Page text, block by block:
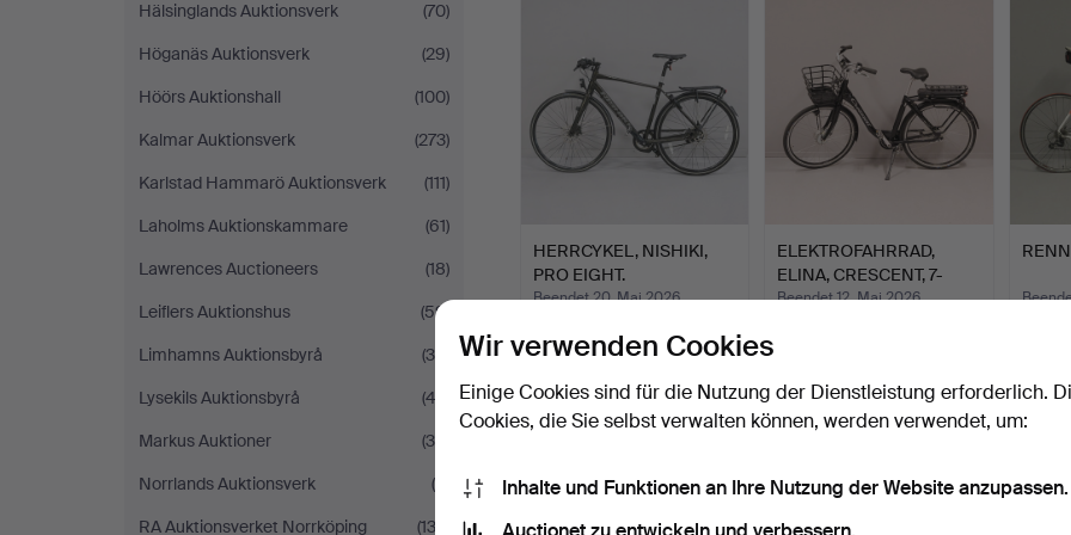
Hälsinglands Auktionsverk
(70)
Höganäs Auktionsverk
(29)
Höörs Auktionshall
(100)
Kalmar Auktionsverk
(273)
Karlstad Hammarö Auktionsverk
(111)
Laholms Auktionskammare
(61)
Lawrences Auctioneers
(18)
Leiflers Auktionshus
(59)
Limhamns Auktionsbyrå
(30)
Lysekils Auktionsbyrå
(43)
Markus Auktioner
(34)
Norrlands Auktionsverk
(8)
RA Auktionsverket Norrköping
(133)
HERRCYKEL, NISHIKI,
PRO EIGHT.
Beendet 20. Mai 2026
253 USD
ELEKTROFAHRRAD,
ELINA, CRESCENT, 7-
GANG.
Beendet 12. Mai 2026
Wir verwenden Cookies
Einige Cookies sind für die Nutzung der Dienstleistung erforderlich.
Cookies, die Sie selbst verwalten können, werden verwendet, um:
Inhalte und Funktionen an Ihre Nutzung der Website anzupassen.